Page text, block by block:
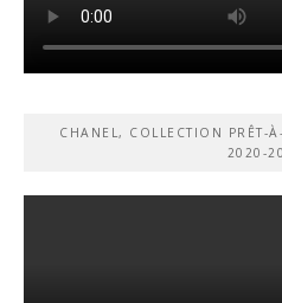
CHANEL, COLLECTION PRÊT-
2020-